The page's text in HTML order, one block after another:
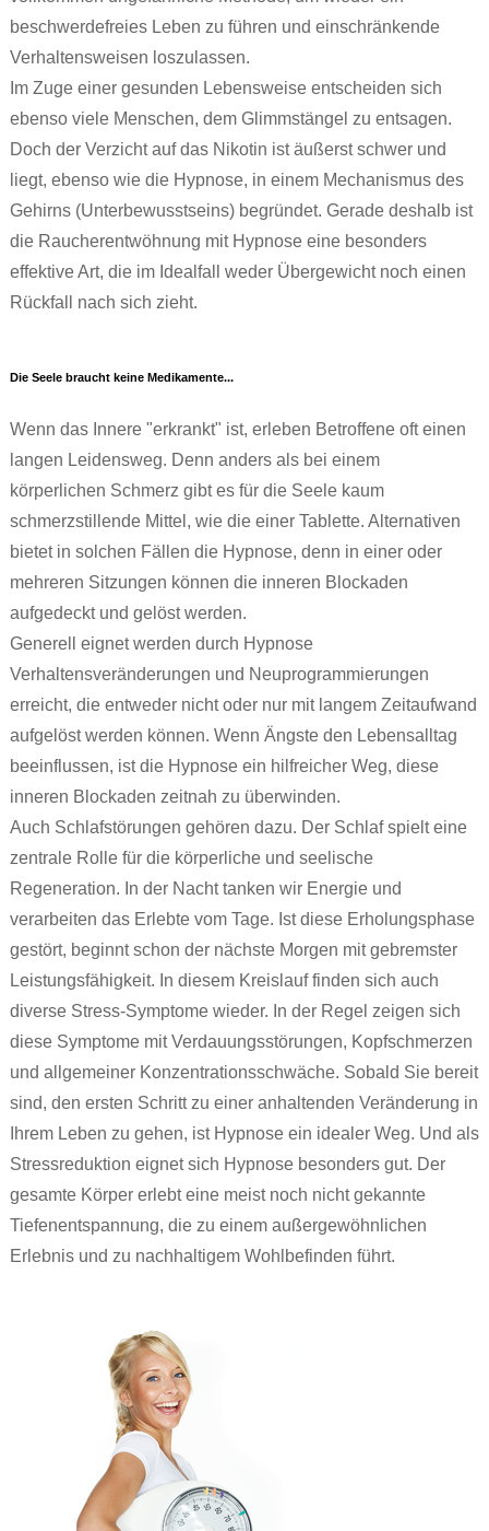
beschwerdefreies Leben zu führen und einschränkende
Verhaltensweisen loszulassen.
Im Zuge einer gesunden Lebensweise entscheiden sich
ebenso viele Menschen, dem Glimmstängel zu entsagen.
Doch der Verzicht auf das Nikotin ist äußerst schwer und
liegt, ebenso wie die Hypnose, in einem Mechanismus des
Gehirns (Unterbewusstseins) begründet. Gerade deshalb ist
die Raucherentwöhnung mit Hypnose eine besonders
effektive Art, die im Idealfall weder Übergewicht noch einen
Rückfall nach sich zieht.
Die Seele braucht keine Medikamente...
Wenn das Innere "erkrankt" ist, erleben Betroffene oft einen
langen Leidensweg. Denn anders als bei einem
körperlichen Schmerz gibt es für die Seele kaum
schmerzstillende Mittel, wie die einer Tablette. Alternativen
bietet in solchen Fällen die Hypnose, denn in einer oder
mehreren Sitzungen können die inneren Blockaden
aufgedeckt und gelöst werden.
Generell eignet werden durch Hypnose
Verhaltensveränderungen und Neuprogrammierungen
erreicht, die entweder nicht oder nur mit langem Zeitaufwand
aufgelöst werden können. Wenn Ängste den Lebensalltag
beeinflussen, ist die Hypnose ein hilfreicher Weg, diese
inneren Blockaden zeitnah zu überwinden.
Auch Schlafstörungen gehören dazu. Der Schlaf spielt eine
zentrale Rolle für die körperliche und seelische
Regeneration. In der Nacht tanken wir Energie und
verarbeiten das Erlebte vom Tage. Ist diese Erholungsphase
gestört, beginnt schon der nächste Morgen mit gebremster
Leistungsfähigkeit. In diesem Kreislauf finden sich auch
diverse Stress-Symptome wieder. In der Regel zeigen sich
diese Symptome mit Verdauungsstörungen, Kopfschmerzen
und allgemeiner Konzentrationsschwäche. Sobald Sie bereit
sind, den ersten Schritt zu einer anhaltenden Veränderung in
Ihrem Leben zu gehen, ist Hypnose ein idealer Weg. Und als
Stressreduktion eignet sich Hypnose besonders gut. Der
gesamte Körper erlebt eine meist noch nicht gekannte
Tiefenentspannung, die zu einem außergewöhnlichen
Erlebnis und zu nachhaltigem Wohlbefinden führt.